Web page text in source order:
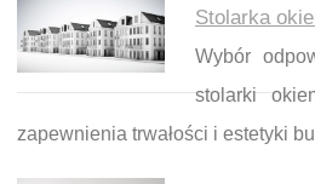
Stolarka
Wybór
stolarki
zapewnienia trwałości i estetyki